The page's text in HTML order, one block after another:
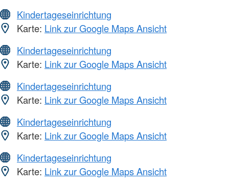
Kindertageseinrichtung
Karte: Link zur Google Maps Ansicht
Kindertageseinrichtung
Karte: Link zur Google Maps Ansicht
Kindertageseinrichtung
Karte: Link zur Google Maps Ansicht
Kindertageseinrichtung
Karte: Link zur Google Maps Ansicht
Kindertageseinrichtung
Karte: Link zur Google Maps Ansicht